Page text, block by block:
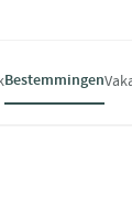
Bestemmingen